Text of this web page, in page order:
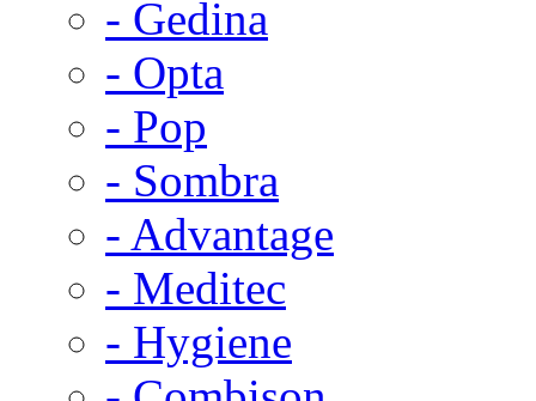
- Gedina
- Opta
- Pop
- Sombra
- Advantage
- Meditec
- Hygiene